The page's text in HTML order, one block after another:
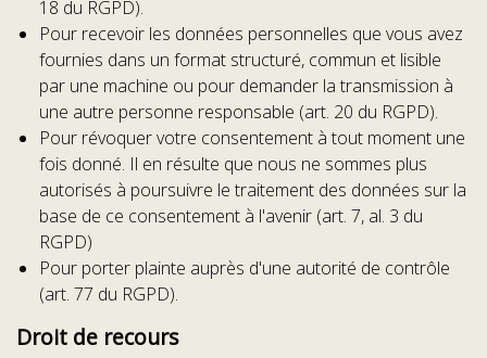
18 du RGPD).
Pour recevoir les données personnelles que vous avez
fournies dans un format structuré, commun et lisible
par une machine ou pour demander la transmission à
une autre personne responsable (art. 20 du RGPD).
Pour révoquer votre consentement à tout moment une
fois donné. Il en résulte que nous ne sommes plus
autorisés à poursuivre le traitement des données sur la
base de ce consentement à l'avenir (art. 7, al. 3 du
RGPD)
Pour porter plainte auprès d'une autorité de contrôle
(art. 77 du RGPD).
Droit de recours